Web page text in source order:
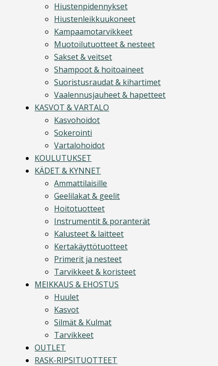
Hiustenpidennykset
Hiustenleikkuukoneet
Kampaamotarvikkeet
Muotoilutuotteet & nesteet
Sakset & veitset
Shampoot & hoitoaineet
Suoristusraudat & kihartimet
Vaalennusjauheet & hapetteet
KASVOT & VARTALO
Kasvohoidot
Sokerointi
Vartalohoidot
KOULUTUKSET
KÄDET & KYNNET
Ammattilaisille
Geelilakat & geelit
Hoitotuotteet
Instrumentit & poranterät
Kalusteet & laitteet
Kertakäyttötuotteet
Primerit ja nesteet
Tarvikkeet & koristeet
MEIKKAUS & EHOSTUS
Huulet
Kasvot
Silmät & Kulmat
Tarvikkeet
OUTLET
RASK-RIPSITUOTTEET